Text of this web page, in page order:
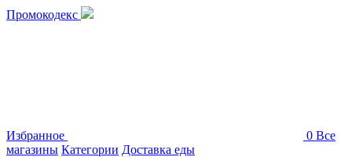
Промокодекс
Избранное 0 Все
магазины Категории Доставка еды